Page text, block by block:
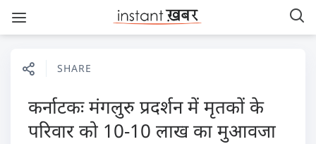
SHARE
कर्नाटकः मंगलुरु प्रदर्शन में मृतकों के
परिवार को 10-10 लाख का मुआवजा